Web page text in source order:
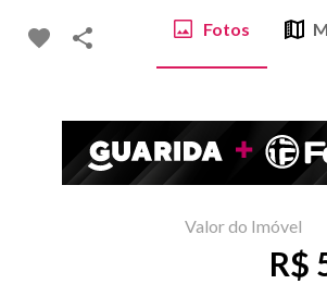
Fotos
Valor do Imóvel
R$